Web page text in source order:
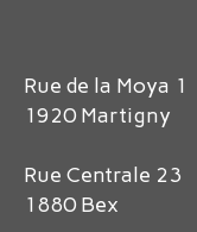
Rue de la Moya 1
1920 Martigny
Rue Centrale 23
1880 Bex